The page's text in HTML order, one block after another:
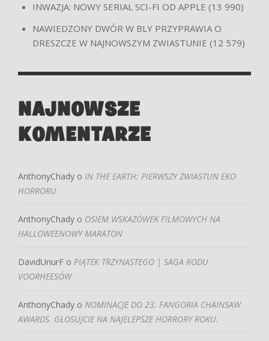
INWAZJA: NOWY SERIAL SCI-FI OD APPLE (13 990)
NAWIEDZONY DWÓR W BLY PRZYPRAWIA O
DRESZCZE W NAJNOWSZYM ZWIASTUNIE (12 579)
NAJNOWSZE
KOMENTARZE
AnthonyChady o IN THE EARTH: PIERWSZY ZWIASTUN EKO
HORRORU
AnthonyChady o OSIEM WSKAZÓWEK FILMOWYCH NA
HALLOWEENOWY MARATON
DavidUnurF o PIĄTEK TRZYNASTEGO | SAGA RODU
VOORHEESÓW
AnthonyChady o NOMINACJE DO 23. FANGORIA CHAINSAW
AWARDS. GŁOSUJCIE NA NAJELEPSZE HORRORY ROKU.